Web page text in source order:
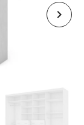
keyboard_arrow_right